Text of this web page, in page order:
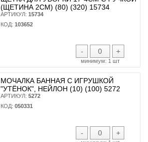
(ЩЕТИНА 2СМ) (80) (320) 15734
АРТИКУЛ: 15734
КОД: 103652
- +
минимум: 1 шт
МОЧАЛКА БАННАЯ С ИГРУШКОЙ
"УТЁНОК", НЕЙЛОН (10) (100) 5272
АРТИКУЛ: 5272
КОД: 050331
- +